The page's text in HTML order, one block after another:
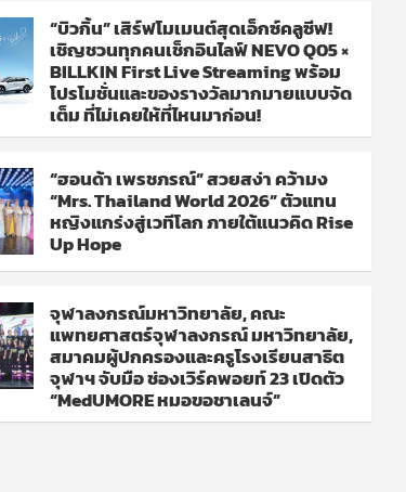
“บิวกิ้น” เสิร์ฟโมเมนต์สุดเอ็กซ์คลูซีฟ!
เชิญชวนทุกคนเช็กอินไลฟ์ NEVO Q05 ×
BILLKIN First Live Streaming พร้อม
โปรโมชั่นและของรางวัลมากมายแบบจัด
เต็ม ที่ไม่เคยให้ที่ไหนมาก่อน!
“ฮอนด้า เพรชภรณ์” สวยสง่า คว้ามง
“Mrs. Thailand World 2026” ตัวแทน
หญิงแกร่งสู่เวทีโลก ภายใต้แนวคิด Rise
Up Hope
จุฬาลงกรณ์มหาวิทยาลัย, คณะ
แพทยศาสตร์จุฬาลงกรณ์ มหาวิทยาลัย,
สมาคมผู้ปกครองและครูโรงเรียนสาธิต
จุฬาฯ จับมือ ช่องเวิร์คพอยท์ 23 เปิดตัว
“MedUMORE หมอขอชาเลนจ์”